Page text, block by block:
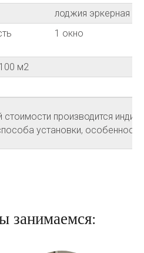
лоджия эркерная
1 окно
м2
стоимости производится
установки,
занимаемся: